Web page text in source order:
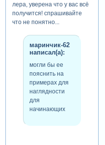
ссылочку не на
модификаторы, а на
работу с модификаторами в
некоторой узкой области. а
вот поясняет ее работу на
примерах именно этот урок.
ольга в уроке только этим и
занимется, что поясняет на
примерах работу таблицы.
успехов!
лера, уверена что у вас всё
получится! спрашивайте
что не понятно...
маринчик-62
написал(а):
могли бы ее
пояснить на
примерах для
наглядности
для
начинающих